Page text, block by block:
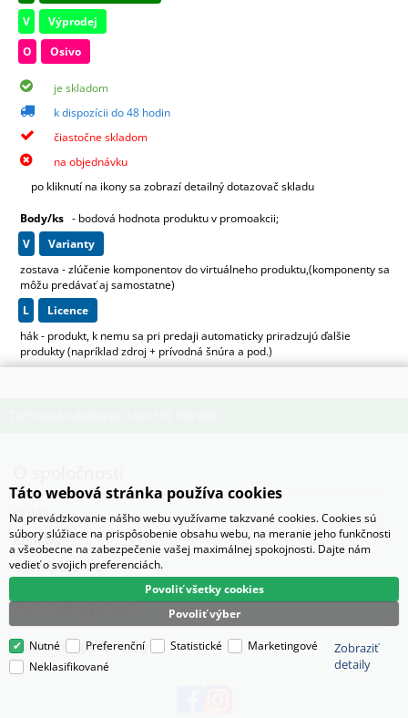
V
Výprodej
O
Osivo
je skladom
k dispozícii do 48 hodin
čiastočne skladom
na objednávku
po kliknutí na ikony sa zobrazí detailný dotazovač skladu
Body/ks - bodová hodnota produktu v promoakcii;
v
varianty
zostava - zlúčenie komponentov do virtuálneho produktu,(komponenty sa
môžu predávať aj samostatne)
L
licence
hák - produkt, k nemu sa pri predaji automaticky priradzujú ďalšie
produkty (napríklad zdroj + prívodná šnúra a pod.)
O nás
Kontaky
Otevírací doba
Ako nakupovať
Obchodné podmienky
Táto webová stránka používa cookies
Na prevádzkovanie nášho webu využívame takzvané cookies. Cookies sú
súbory slúžiace na prispôsobenie obsahu webu, na meranie jeho funkčnosti
a všeobecne na zabezpečenie vašej maximálnej spokojnosti. Dajte nám
vedieť o svojich preferenciách.
Povoliť výber
Povoliť všetky cookies
Nutné Preferenční Statistické
Marketingové
Neklasifikované
Zobraziť
detaily